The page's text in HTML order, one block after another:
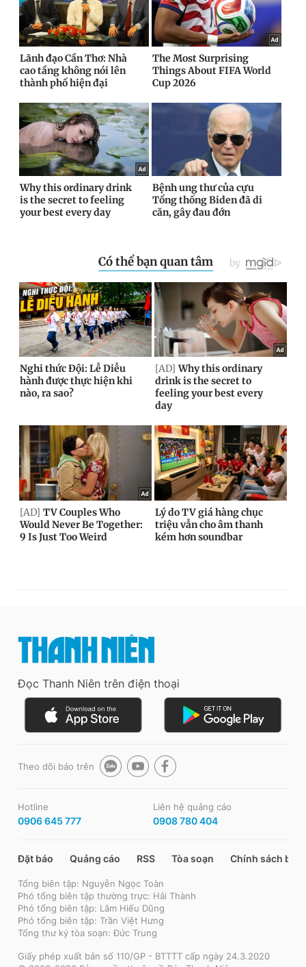
Đọc Thanh Niên trên điện thoại
Theo dõi báo trên
Hotline
0906 645 777
Liên hệ quảng cáo
0908 780 404
Đặt báo Quảng cáo RSS Tòa soạn Chính sách bảo
Tổng biên tập: Nguyễn Ngọc Toàn
Phó tổng biên tập thường trực: Hải Thành
Phó tổng biên tập: Lâm Hiếu Dũng
Phó tổng biên tập: Trần Việt Hưng
Tổng thư ký tòa soạn: Đức Trung
Giấy phép xuất bản số 110/GP - BTTTT cấp ngày 24.3.2020